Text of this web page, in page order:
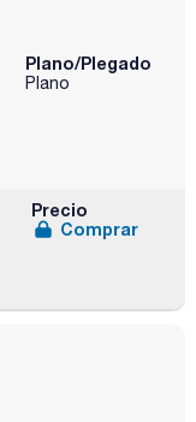
Plano/Plegado
Plano
Precio
Comprar